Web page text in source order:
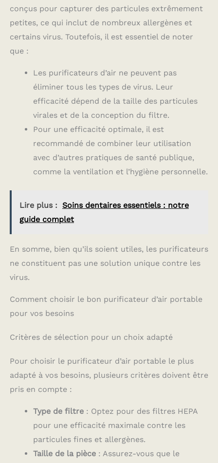
conçus pour capturer des particules extrêmement
petites, ce qui inclut de nombreux allergènes et
certains virus. Toutefois, il est essentiel de noter
que :
Les purificateurs d’air ne peuvent pas
éliminer tous les types de virus. Leur
efficacité dépend de la taille des particules
virales et de la conception du filtre.
Pour une efficacité optimale, il est
recommandé de combiner leur utilisation
avec d’autres pratiques de santé publique,
comme la ventilation et l’hygiène personnelle.
Lire plus : Soins dentaires essentiels : notre
guide complet
En somme, bien qu’ils soient utiles, les purificateurs
ne constituent pas une solution unique contre les
virus.
Comment choisir le bon purificateur d’air portable
pour vos besoins
Critères de sélection pour un choix adapté
Pour choisir le purificateur d’air portable le plus
adapté à vos besoins, plusieurs critères doivent être
pris en compte :
Type de filtre : Optez pour des filtres HEPA
pour une efficacité maximale contre les
particules fines et allergènes.
Taille de la pièce : Assurez-vous que le